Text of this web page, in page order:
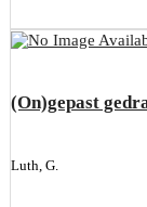
(On)gepast
Luth, G.